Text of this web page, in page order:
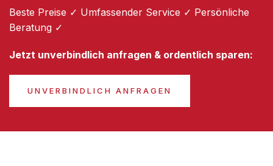
Beste Preise ✓ Umfassender Service ✓ Persönliche
Beratung ✓
Jetzt unverbindlich anfragen & ordentlich sparen:
UNVERBINDLICH ANFRAGEN